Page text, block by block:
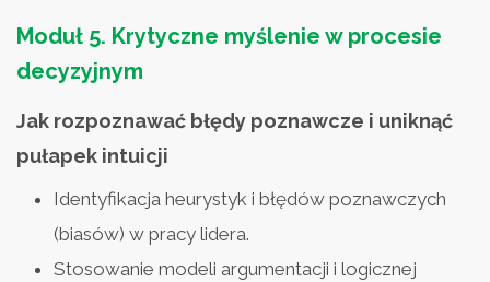
Moduł 5. Krytyczne myślenie w procesie
decyzyjnym
Jak rozpoznawać błędy poznawcze i uniknąć
pułapek intuicji
Identyfikacja heurystyk i błędów poznawczych
(biasów) w pracy lidera.
Stosowanie modeli argumentacji i logicznej